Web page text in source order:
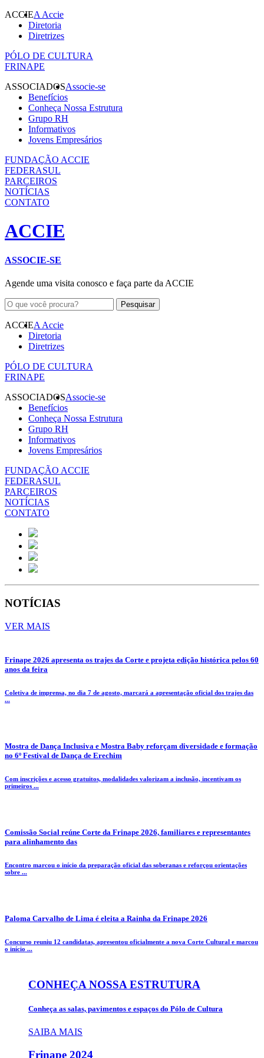
ACCIEA Accie
Diretoria
Diretrizes
PÓLO DE CULTURA
FRINAPE
ASSOCIADOSAssocie-se
Benefícios
Conheça Nossa Estrutura
Grupo RH
Informativos
Jovens Empresários
FUNDAÇÃO ACCIE
FEDERASUL
PARCEIROS
NOTÍCIAS
CONTATO
ACCIE
ASSOCIE-SE
Agende uma visita conosco e faça parte da ACCIE
ACCIEA Accie
Diretoria
Diretrizes
PÓLO DE CULTURA
FRINAPE
ASSOCIADOSAssocie-se
Benefícios
Conheça Nossa Estrutura
Grupo RH
Informativos
Jovens Empresários
FUNDAÇÃO ACCIE
FEDERASUL
PARCEIROS
NOTÍCIAS
CONTATO
NOTÍCIAS
VER MAIS
Frinape 2026 apresenta os trajes da Corte e projeta edição histórica pelos 60
anos da feira
Coletiva de imprensa, no dia 7 de agosto, marcará a apresentação oficial dos trajes das
...
Mostra de Dança Inclusiva e Mostra Baby reforçam diversidade e formação
no 6º Festival de Dança de Erechim
Com inscrições e acesso gratuitos, modalidades valorizam a inclusão, incentivam os
primeiros ...
Comissão Social reúne Corte da Frinape 2026, familiares e representantes
para alinhamento das
Encontro marcou o início da preparação oficial das soberanas e reforçou orientações
sobre ...
Paloma Carvalho de Lima é eleita a Rainha da Frinape 2026
Concurso reuniu 12 candidatas, apresentou oficialmente a nova Corte Cultural e marcou
o início ...
CONHEÇA NOSSA ESTRUTURA
Conheça as salas, pavimentos e espaços do Pólo de Cultura
SAIBA MAIS
Frinape 2024